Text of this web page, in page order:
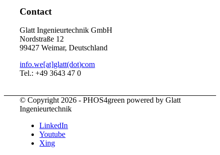
Contact
Glatt Ingenieurtechnik GmbH
Nordstraße 12
99427 Weimar, Deutschland
info.we[at]glatt(dot)com
Tel.: +49 3643 47 0
© Copyright 2026 - PHOS4green powered by Glatt
Ingenieurtechnik
LinkedIn
Youtube
Xing